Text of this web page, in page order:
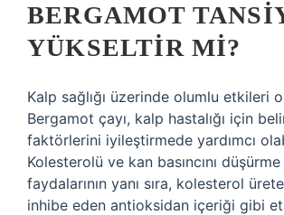
BERGAMOT
YÜKSELTIR MI?
Kalp sağlığı üzerinde olumlu etkileri
Bergamot çayı, kalp hastalığı için
faktörlerini iyileştirmede yardımcı
Kolesterolü ve kan basıncını
faydalarının yanı sıra, kolesterol
inhibe eden antioksidan içeriği gibi